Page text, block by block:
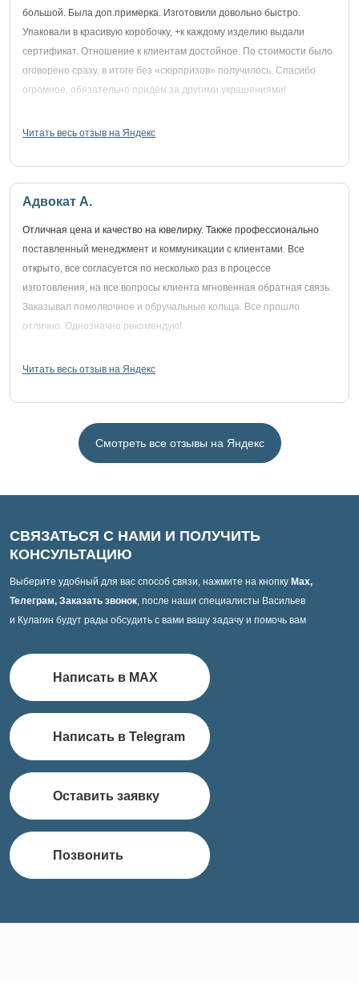
большой. Была доп.примерка. Изготовили довольно быстро.
Упаковали в красивую коробочку, +к каждому изделию выдали
сертификат. Отношение к клиентам достойное. По стоимости было
оговорено сразу, в итоге без «сюрпризов» получилось. Спасибо
огромное, обязательно придём за другими украшениями!
Читать весь отзыв на Яндекс
Адвокат А.
Отличная цена и качество на ювелирку. Также профессионально
поставленный менеджмент и коммуникации с клиентами. Все
открыто, все согласуется по несколько раз в процессе
изготовления, на все вопросы клиента мгновенная обратная связь.
Заказывал помолвочное и обручальные кольца. Все прошло
отлично. Однозначно рекомендую!
Читать весь отзыв на Яндекс
Смотреть все отзывы на Яндекс
СВЯЗАТЬСЯ С НАМИ И ПОЛУЧИТЬ
КОНСУЛЬТАЦИЮ
Выберите удобный для вас способ связи, нажмите на кнопку Max,
Телеграм, Заказать звонок, после наши специалисты Васильев
и Кулагин будут рады обсудить с вами вашу задачу и помочь вам
Написать в MAX
Написать в Telegram
Оставить заявку
Позвонить